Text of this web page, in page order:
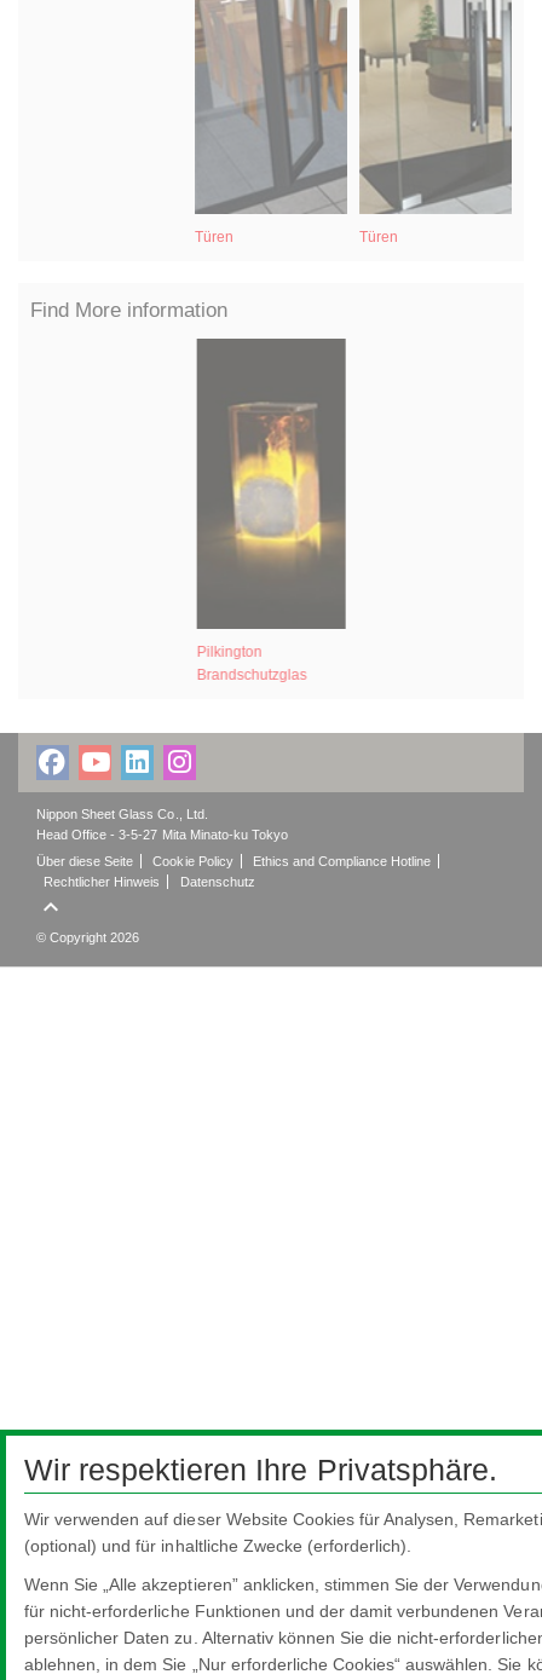
Türen Türen
Find More information
Pilkington
Brandschutzglas
Nippon Sheet Glass Co., Ltd.
Head Office - 3-5-27 Mita Minato-ku Tokyo
Über diese Seite
Cookie Policy
Ethics and Compliance Hotline
Rechtlicher Hinweis
Datenschutz

© Copyright 2026
Wir respektieren Ihre Privatsphäre.
Wir verwenden auf dieser Website Cookies für Analysen,
(optional) und für inhaltliche Zwecke (erforderlich).
Wenn Sie „Alle akzeptieren” anklicken, stimmen Sie der
für nicht-erforderliche Funktionen und der damit verbundenen
persönlicher Daten zu. Alternativ können Sie die nicht-
ablehnen, in dem Sie „Nur erforderliche Cookies“ auswählen. Sie